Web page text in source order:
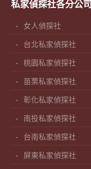
私家偵探社各分公司
女人偵探社
台北私家偵探社
桃園私家偵探社
苗栗私家偵探社
彰化私家偵探社
南投私家偵探社
台南私家偵探社
屏東私家偵探社